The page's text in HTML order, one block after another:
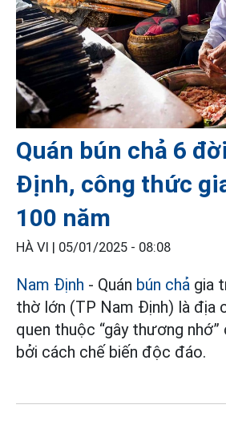
Quán bún chả 6
Định, công thức
100 năm
HÀ VI | 05/01/2025 - 08:08
Nam Định - Quán bún chả gia
thờ lớn (TP Nam Định) là địa
quen thuộc “gây thương
bởi cách chế biến độc đáo.